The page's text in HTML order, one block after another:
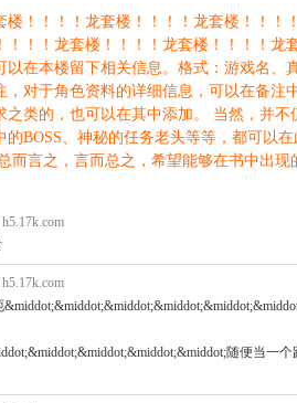
！！！！龙套楼！！！！龙套楼！！！
！！龙套楼！！！！龙套楼！！！！龙
在本楼留下相关信息。格式：游戏名、
对于角色资料的详细信息，可以在备注
之类的，也可以在其中添加。 当然，并不
BOSS、神秘的任务老头等等，都可以在
而言之，言而总之，希望能够在书中出现
随便当一个